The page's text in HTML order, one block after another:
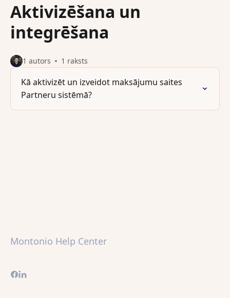
Aktivizēšana un
integrēšana
1 autors 1 raksts
Kā aktivizēt un izveidot maksājumu saites
Partneru sistēmā?
Montonio Help Center